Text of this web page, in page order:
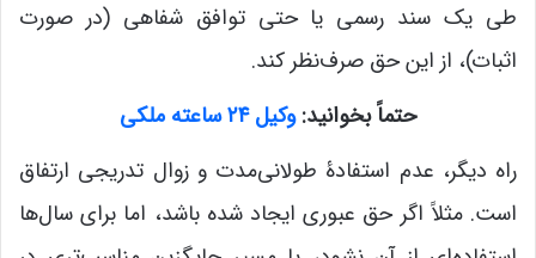
طی یک سند رسمی یا حتی توافق شفاهی (در صورت
اثبات)، از این حق صرف‌نظر کند.
حتماً بخوانید:وکیل ۲۴ ساعته ملکی
راه دیگر، عدم استفادۀ طولانی‌مدت و زوال تدریجی ارتفاق
است. مثلاً اگر حق عبوری ایجاد شده باشد، اما برای سال‌ها